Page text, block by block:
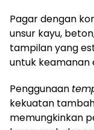
Pagar dengan
unsur kayu,
tampilan yang
untuk keamanan
Penggunaan
kekuatan
memungkinkan